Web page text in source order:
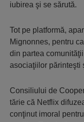
iubirea şi se sărută.
Tot pe platformă,
Mignonnes, pentru
din partea
asociaţiilor părinteşti
Consiliului de
tărie că Netflix
conţinut imoral